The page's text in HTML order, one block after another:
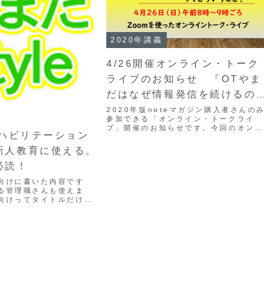
ビリテーション
人教育に使える。
！
けに書いた内容です
管理職さんも使えま
けってタイトルだけ
2020年講義
4/26開催オンライン・トーク
ライブのお知らせ 『OTやま
だはなぜ情報発信を続けるの
か？』
2020年版noteマガジン購入者さんのみ
参加できる「オンライン・トークライ
ブ」開催のお知らせです。今回のオンラ